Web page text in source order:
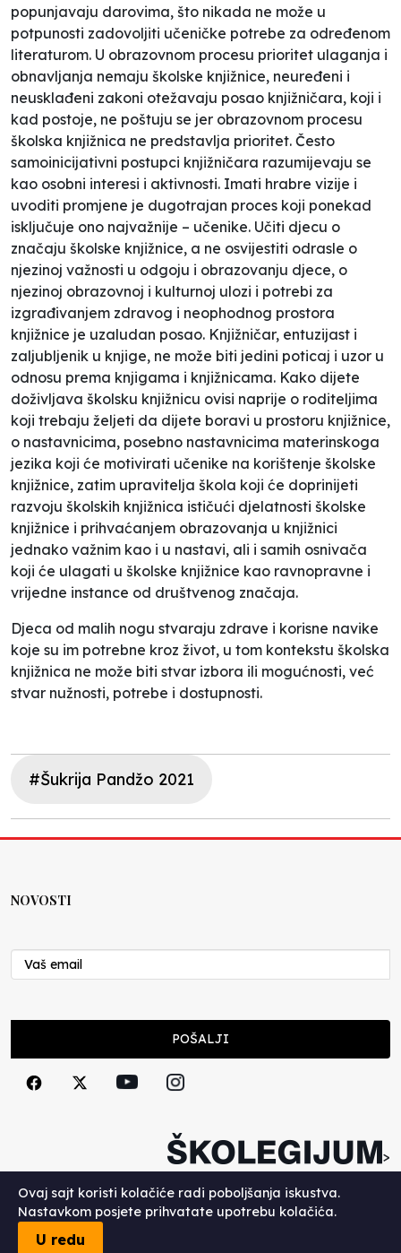
popunjavaju darovima, što nikada ne može u
potpunosti zadovoljiti učeničke potrebe za određenom
literaturom. U obrazovnom procesu prioritet ulaganja i
obnavljanja nemaju školske knjižnice, neuređeni i
neusklađeni zakoni otežavaju posao knjižničara, koji i
kad postoje, ne poštuju se jer obrazovnom procesu
školska knjižnica ne predstavlja prioritet. Često
samoinicijativni postupci knjižničara razumijevaju se
kao osobni interesi i aktivnosti. Imati hrabre vizije i
uvoditi promjene je dugotrajan proces koji ponekad
isključuje ono najvažnije – učenike. Učiti djecu o
značaju školske knjižnice, a ne osvijestiti odrasle o
njezinoj važnosti u odgoju i obrazovanju djece, o
njezinoj obrazovnoj i kulturnoj ulozi i potrebi za
izgrađivanjem zdravog i neophodnog prostora
knjižnice je uzaludan posao. Knjižničar, entuzijast i
zaljubljenik u knjige, ne može biti jedini poticaj i uzor u
odnosu prema knjigama i knjižnicama. Kako dijete
doživljava školsku knjižnicu ovisi naprije o roditeljima
koji trebaju željeti da dijete boravi u prostoru knjižnice,
o nastavnicima, posebno nastavnicima materinskoga
jezika koji će motivirati učenike na korištenje školske
knjižnice, zatim upravitelja škola koji će doprinijeti
razvoju školskih knjižnica ističući djelatnosti školske
knjižnice i prihvaćanjem obrazovanja u knjižnici
jednako važnim kao i u nastavi, ali i samih osnivača
koji će ulagati u školske knjižnice kao ravnopravne i
vrijedne instance od društvenog značaja.
Djeca od malih nogu stvaraju zdrave i korisne navike
koje su im potrebne kroz život, u tom kontekstu školska
knjižnica ne može biti stvar izbora ili mogućnosti, već
stvar nužnosti, potrebe i dostupnosti.
#Šukrija Pandžo 2021
NOVOSTI
POŠALJI
>
Copyright (c) 2026. Školegijum.
Ovaj sajt koristi kolačiće radi poboljšanja iskustva.
Nastavkom posjete prihvatate upotrebu kolačića.
U redu